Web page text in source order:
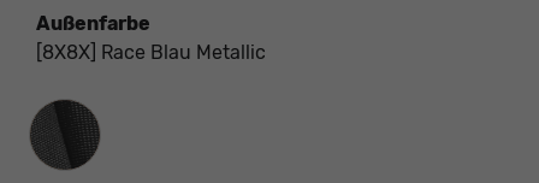
Außenfarbe
[8X8X] Race Blau Metallic
Innenausstattung